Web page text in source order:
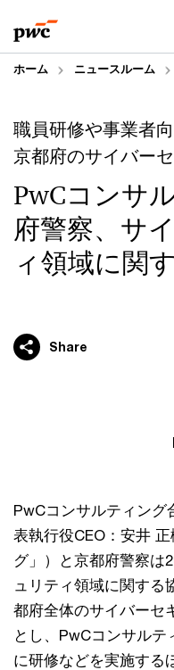
to
content
to
footer
ホーム ニュースルーム
職員研修や事業者
京都府のサイバー
PwCコンサ
府警察、サ
ィ領域に関
Share
PwCコンサルティング
表執行役CEO：安井
グ」）と京都府警察は
ュリティ領域に関する
都府全体のサイバーセ
とし、PwCコンサル
に研修などを実施する